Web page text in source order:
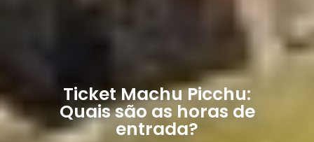
Ticket Machu Picchu:
Quais são as horas de
entrada?